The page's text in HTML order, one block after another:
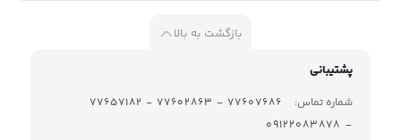
بازگشت به بالا
پشتیبانی
شماره تماس:
- 09122083878